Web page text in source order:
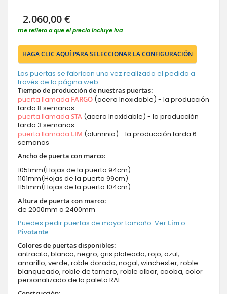
2.060,00 €
me refiero a que el precio incluye iva
HAGA CLIC AQUÍ PARA SELECCIONAR LA CONFIGURACIÓN
Las puertas se fabrican una vez realizado el pedido a
través de la página web.
Tiempo de producción de nuestras puertas:
puerta llamada FARGO (acero Inoxidable) - la producción
tarda 8 semanas
puerta llamada STA (acero Inoxidable) - la producción
tarda 3 semanas
puerta llamada LIM (aluminio) - la producción tarda 6
semanas
Ancho de puerta con marco:
1051mm(Hojas de la puerta 94cm)
1101mm(Hojas de la puerta 99cm)
1151mm(Hojas de la puerta 104cm)
Altura de puerta con marco:
de 2000mm a 2400mm
Puedes pedir puertas de mayor tamaño. Ver Limo
Pivotante
Colores de puertas disponibles:
antracita, blanco, negro, gris plateado, rojo, azul,
amarillo, verde, roble dorado, nogal, winchester, roble
blanqueado, roble de tornero, roble albar, caoba, color
personalizado de la paleta RAL